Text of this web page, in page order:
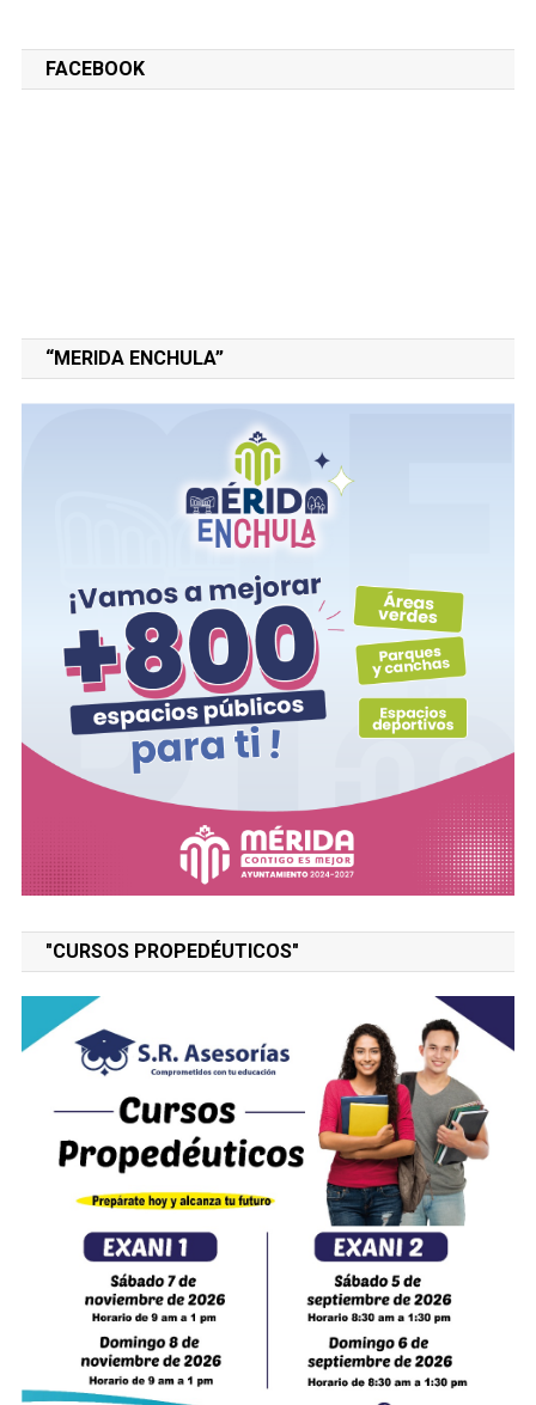
FACEBOOK
“MERIDA ENCHULA”
"CURSOS PROPEDÉUTICOS"